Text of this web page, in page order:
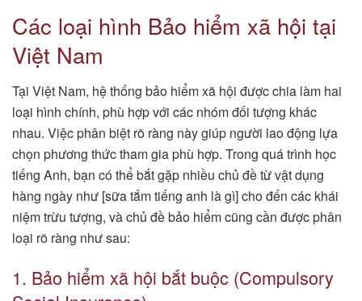
Các loại hình Bảo hiểm xã hội tại
Việt Nam
Tại Việt Nam, hệ thống bảo hiểm xã hội được chia làm hai
loại hình chính, phù hợp với các nhóm đối tượng khác
nhau. Việc phân biệt rõ ràng này giúp người lao động lựa
chọn phương thức tham gia phù hợp. Trong quá trình học
tiếng Anh, bạn có thể bắt gặp nhiều chủ đề từ vật dụng
hàng ngày như [sữa tắm tiếng anh là gì] cho đến các khái
niệm trừu tượng, và chủ đề bảo hiểm cũng cần được phân
loại rõ ràng như sau:
1. Bảo hiểm xã hội bắt buộc (Compulsory